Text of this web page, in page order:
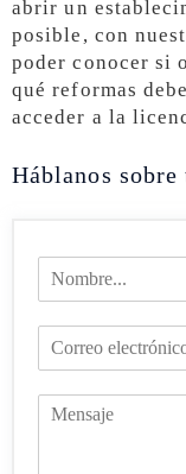
abrir un
posible, con
poder conocer si
qué reformas
acceder a la
Háblanos